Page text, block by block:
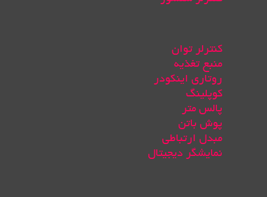
کنترلر توان
منبع تغذیه
روتاری اینکودر
کوپلینگ
پالس متر
پوش باتن
مبدل ارتباطی
نمایشگر دیجیتال